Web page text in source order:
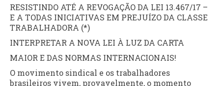
RESISTINDO ATÉ A REVOGAÇÃO DA LEI 13.467/17 –
E A TODAS INICIATIVAS EM PREJUÍZO DA CLASSE
TRABALHADORA (*)
INTERPRETAR A NOVA LEI À LUZ DA CARTA
MAIOR E DAS NORMAS INTERNACIONAIS!
O movimento sindical e os trabalhadores
brasileiros vivem, provavelmente, o momento